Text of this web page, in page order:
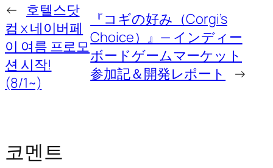
← 호텔스닷
컴 x 네이버페
이 여름 프로모
션 시작!
(8/1~)
『コギの好み（Corgi’s
Choice）』— インディー
ボードゲームマーケット
参加記＆開発レポート
→
코멘트